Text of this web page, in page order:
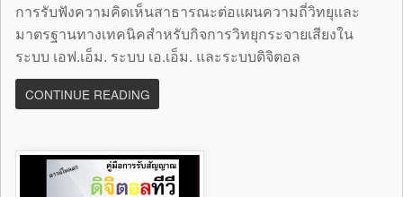
การรับฟังความคิดเห็นสาธารณะต่อแผนความถี่วิทยุและ
มาตรฐานทางเทคนิคสำหรับกิจการวิทยุกระจายเสียงใน
ระบบ เอฟ.เอ็ม. ระบบ เอ.เอ็ม. และระบบดิจิตอล
CONTINUE READING